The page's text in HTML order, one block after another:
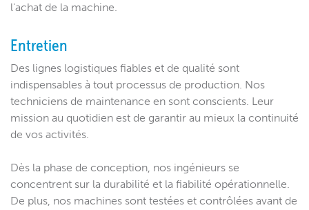
l'achat de la machine.
Entretien
Des lignes logistiques fiables et de qualité sont
indispensables à tout processus de production. Nos
techniciens de maintenance en sont conscients. Leur
mission au quotidien est de garantir au mieux la continuité
de vos activités.
Dès la phase de conception, nos ingénieurs se
concentrent sur la durabilité et la fiabilité opérationnelle.
De plus, nos machines sont testées et contrôlées avant de